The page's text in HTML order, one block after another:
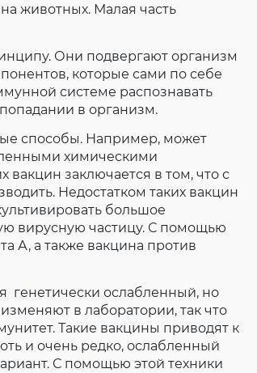
животных. Малая часть
Они подвергают организм
которые сами по себе
системе распознавать
в организм.
способы. Например, может
химическими
вакцин заключается в том, что с
Недостатком таких вакцин
большое
вирусную частицу. С помощью
А, а также вакцина против
генетически ослабленный, но
в лаборатории, так что
Такие вакцины приводят к
и очень редко, ослабленный
С помощью этой техники